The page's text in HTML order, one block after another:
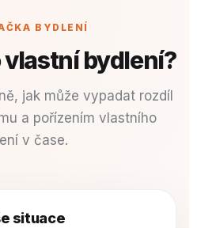
BRZY
BRZY
děti BRZY
BYDLENÍ
vlastní bydlení?
jak může vypadat rozdíl
a pořízením vlastního
v čase.
situace